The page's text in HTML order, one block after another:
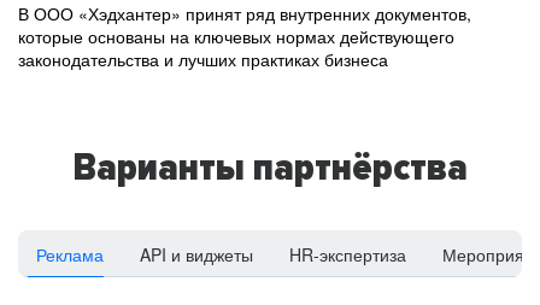
В ООО «Хэдхантер» принят ряд внутренних документов,
которые основаны на ключевых нормах действующего
законодательства и лучших практиках бизнеса
Варианты партнёрства
Реклама API и виджеты HR-экспертиза